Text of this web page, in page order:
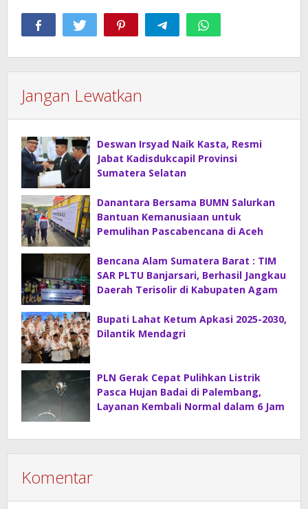
Jangan Lewatkan
Deswan Irsyad Naik Kasta, Resmi
Jabat Kadisdukcapil Provinsi
Sumatera Selatan
Danantara Bersama BUMN Salurkan
Bantuan Kemanusiaan untuk
Pemulihan Pascabencana di Aceh
Bencana Alam Sumatera Barat : TIM
SAR PLTU Banjarsari, Berhasil Jangkau
Daerah Terisolir di Kabupaten Agam
Bupati Lahat Ketum Apkasi 2025-2030,
Dilantik Mendagri
PLN Gerak Cepat Pulihkan Listrik
Pasca Hujan Badai di Palembang,
Layanan Kembali Normal dalam 6 Jam
Komentar